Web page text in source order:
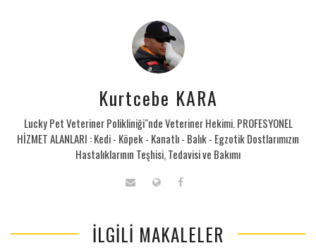
Kurtcebe KARA
Lucky Pet Veteriner Polikliniği"nde Veteriner Hekimi. PROFESYONEL
HİZMET ALANLARI : Kedi - Köpek - Kanatlı - Balık - Egzotik Dostlarımızın
Hastalıklarının Teşhisi, Tedavisi ve Bakımı
İLGILI MAKALELER